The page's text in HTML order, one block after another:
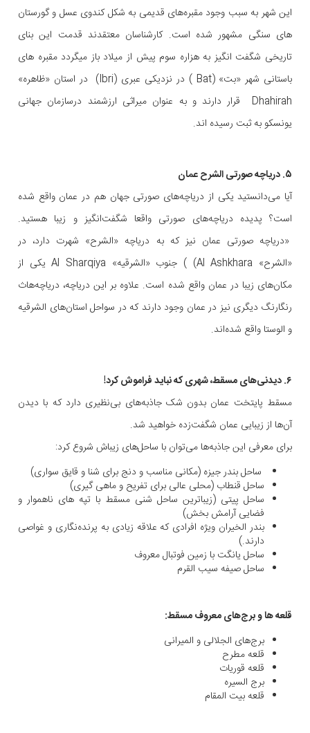
این شهر به سبب وجود مقبره‌های قدیمی به شکل کندوی عسل و گورستان
های سنگی مشهور شده است. کارشناسان معتقدند قدمت این بنای
تاریخی شگفت انگیز به هزاره سوم پیش از میلاد باز میگردد مقبره های
باستانی شهر «بت» (Bat ) در نزدیکی عبری (Ibri) در استان «ظاهره»
Dhahirah قرار دارند و به عنوان میراثی ارزشمند درسازمان جهانی
یونسکو به ثبت رسیده اند.
۵. دریاچه صورتی الشرح عمان
آیا می‌دانستید یکی از دریاچه‌های صورتی جهان هم در عمان واقع شده
است؟ پدیده دریاچه‌های صورتی واقعا شگفت‌انگیز و زیبا هستید.
«دریاچه صورتی عمان نیز که به دریاچه «الشرح» شهرت دارد، در
«الشرح» Al Ashkhara) ) جنوب «الشرقيه» Al Sharqiya یکی از
مکان‌های زیبا در عمان واقع شده است. علاوه بر این دریاچه، دریاچه‌هاث
رنگارنگ دیگری نیز در عمان وجود دارند که در سواحل استان‌های الشرقیه
و الوستا واقع شده‌اند.
۶. دیدنی‌های مسقط، شهری که نباید فراموش کرد!
مسقط پایتخت عمان بدون شک جاذبه‌های بی‌نظیری دارد که با دیدن
آن‌ها از زیبایی عمان شگفت‌زده خواهید شد.
برای معرفی این جاذبه‌ها می‌توان با ساحل‌های زیباش شروع کرد:
ساحل بندر جیزه (مکانی مناسب و دنج برای شنا و قایق سواری)
ساحل قنطاب (محلی عالی برای تفریح و ماهی گیری)
ساحل پیتی (زیباترین ساحل شنی مسقط با تپه های ناهموار و
فضایی آرامش بخش)
بندر الخيران ویژه افرادی که علاقه زیادی به پرنده‌نگاری و غواصی
دارند.)
ساحل یانگت با زمین فوتبال معروف
ساحل صیفه سيب القرم
قلعه ها و برج‌های معروف مسقط:
برج‌های الجلالی و المیرانی
قلعه مطرح
قلعه قوريات
برج السيره
قلعه بيت المقام